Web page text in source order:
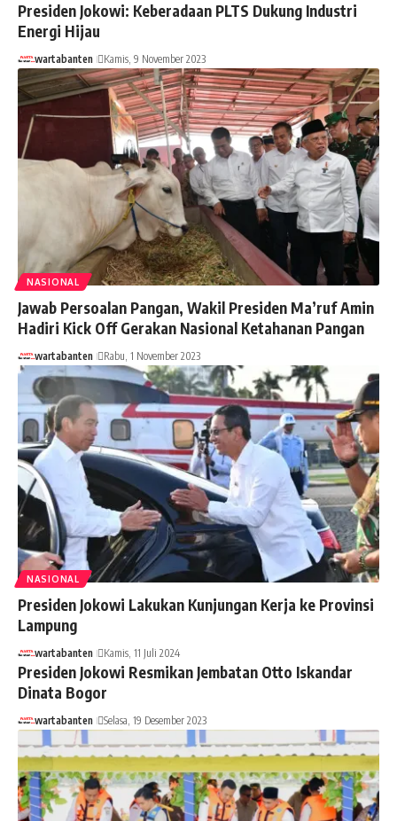
Presiden Jokowi: Keberadaan PLTS Dukung Industri
Energi Hijau
wartabanten Kamis, 9 November 2023
NASIONAL
Jawab Persoalan Pangan, Wakil Presiden Ma’ruf Amin
Hadiri Kick Off Gerakan Nasional Ketahanan Pangan
wartabanten Rabu, 1 November 2023
NASIONAL
Presiden Jokowi Lakukan Kunjungan Kerja ke Provinsi
Lampung
wartabanten Kamis, 11 Juli 2024
Presiden Jokowi Resmikan Jembatan Otto Iskandar
Dinata Bogor
wartabanten Selasa, 19 Desember 2023